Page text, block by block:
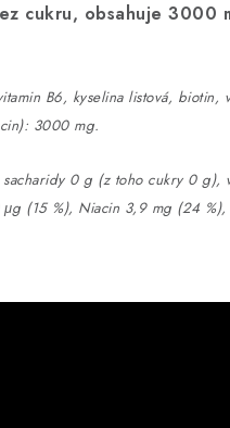
cukru, obsahuje 3000
B6, kyselina listová, biotin,
3000 mg.
0 g (z toho cukry 0
(15 %), Niacin 3,9 mg (24